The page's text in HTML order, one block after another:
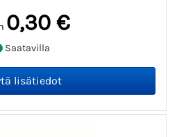
0,30 €
Saatavilla